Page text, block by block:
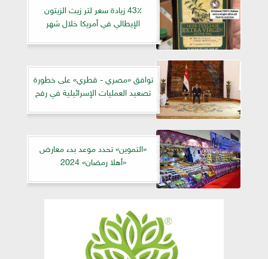
43٪ زيادة سعر لتر زيت الزيتون
الإيطالي في أمريكا خلال شهر
توافق «مصري - قطري» على خطورة
تصعيد العمليات الإسرائيلية في رفح
«التموين» تحدد موعد بدء معارض
«أهلا رمضان» 2024